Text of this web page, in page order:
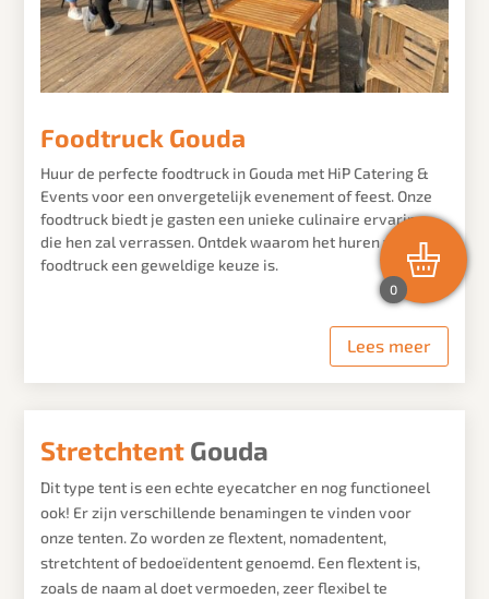
Foodtruck Gouda
Huur de perfecte foodtruck in Gouda met HiP Catering &
Events voor een onvergetelijk evenement of feest. Onze
foodtruck biedt je gasten een unieke culinaire ervaring
die hen zal verrassen. Ontdek waarom het huren van een
foodtruck een geweldige keuze is.
Lees meer
Stretchtent Gouda
Dit type tent is een echte eyecatcher en nog functioneel
ook! Er zijn verschillende benamingen te vinden voor
onze tenten. Zo worden ze flextent, nomadentent,
stretchtent of bedoeïdentent genoemd. Een flextent is,
zoals de naam al doet vermoeden, zeer flexibel te
0